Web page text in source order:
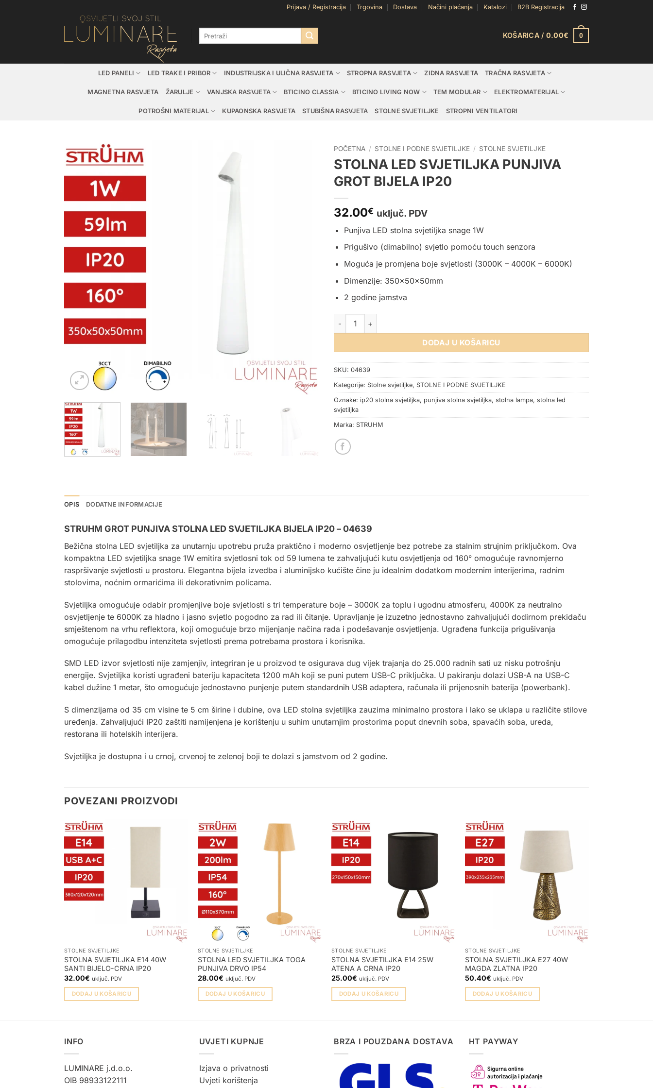
Prijava / Registracija Trgovina Dostava Načini plaćanja Katalozi B2B Registracija
KOŠARICA / 0.00€ 0
LED PANELI LED TRAKE I PRIBOR INDUSTRIJSKA I ULIČNA RASVJETA STROPNA RASVJETA ZIDNA RASVJETA TRAČNA RASVJETA
MAGNETNA RASVJETA ŽARULJE VANJSKA RASVJETA BTICINO CLASSIA BTICINO LIVING NOW TEM MODULAR ELEKTROMATERIJAL
POTROŠNI MATERIJAL KUPAONSKA RASVJETA STUBIŠNA RASVJETA STOLNE SVJETILJKE STROPNI VENTILATORI
POČETNA / STOLNE I PODNE SVJETILJKE / STOLNE SVJETILJKE
STOLNA LED SVJETILJKA PUNJIVA
GROT BIJELA IP20
32.00€ uključ. PDV
Punjiva LED stolna svjetiljka snage 1W
Prigušivo (dimabilno) svjetlo pomoću touch senzora
Moguća je promjena boje svjetlosti (3000K – 4000K – 6000K)
Dimenzije: 350x50x50mm
2 godine jamstva
STOLNA LED SVJETILJKA PUNJIVA GROT BIJELA IP20 količina
DODAJ U KOŠARICU
SKU: 04639
Kategorije: Stolne svjetiljke, STOLNE I PODNE SVJETILJKE
Oznake: ip20 stolna svjetiljka, punjiva stolna svjetiljka, stolna lampa, stolna led
svjetiljka
Marka: STRUHM
OPIS DODATNE INFORMACIJE
STRUHM GROT PUNJIVA STOLNA LED SVJETILJKA BIJELA IP20 – 04639
Bežična stolna LED svjetiljka za unutarnju upotrebu pruža praktično i moderno osvjetljenje bez potrebe za stalnim strujnim priključkom. Ova
kompaktna LED svjetiljka snage 1W emitira svjetlosni tok od 59 lumena te zahvaljujući kutu osvjetljenja od 160° omogućuje ravnomjerno
raspršivanje svjetlosti u prostoru. Elegantna bijela izvedba i aluminijsko kućište čine ju idealnim dodatkom modernim interijerima, radnim
stolovima, noćnim ormarićima ili dekorativnim policama.
Svjetiljka omogućuje odabir promjenjive boje svjetlosti s tri temperature boje – 3000K za toplu i ugodnu atmosferu, 4000K za neutralno
osvjetljenje te 6000K za hladno i jasno svjetlo pogodno za rad ili čitanje. Upravljanje je izuzetno jednostavno zahvaljujući dodirnom prekidaču
smještenom na vrhu reflektora, koji omogućuje brzo mijenjanje načina rada i podešavanje osvjetljenja. Ugrađena funkcija prigušivanja
omogućuje prilagodbu intenziteta svjetlosti prema potrebama prostora i korisnika.
SMD LED izvor svjetlosti nije zamjenjiv, integriran je u proizvod te osigurava dug vijek trajanja do 25.000 radnih sati uz nisku potrošnju
energije. Svjetiljka koristi ugrađeni bateriju kapaciteta 1200 mAh koji se puni putem USB-C priključka. U pakiranju dolazi USB-A na USB-C
kabel dužine 1 metar, što omogućuje jednostavno punjenje putem standardnih USB adaptera, računala ili prijenosnih baterija (powerbank).
S dimenzijama od 35 cm visine te 5 cm širine i dubine, ova LED stolna svjetiljka zauzima minimalno prostora i lako se uklapa u različite stilove
uređenja. Zahvaljujući IP20 zaštiti namijenjena je korištenju u suhim unutarnjim prostorima poput dnevnih soba, spavaćih soba, ureda,
restorana ili hotelskih interijera.
Svjetiljka je dostupna i u crnoj, crvenoj te zelenoj boji te dolazi s jamstvom od 2 godine.
POVEZANI PROIZVODI
STOLNE SVJETILJKE
STOLNA SVJETILJKA E14 40W
SANTI BIJELO-CRNA IP20
32.00€ uključ. PDV
DODAJ U KOŠARICU
STOLNE SVJETILJKE
STOLNA LED SVJETILJKA TOGA
PUNJIVA DRVO IP54
28.00€ uključ. PDV
DODAJ U KOŠARICU
STOLNE SVJETILJKE
STOLNA SVJETILJKA E14 25W
ATENA A CRNA IP20
25.00€ uključ. PDV
DODAJ U KOŠARICU
STOLNE SVJETILJKE
STOLNA SVJETILJKA E27 40W
MAGDA ZLATNA IP20
50.40€ uključ. PDV
DODAJ U KOŠARICU
INFO
LUMINARE j.d.o.o.
OIB 98933122111
UVJETI KUPNJE
Izjava o privatnosti
Uvjeti korištenja
BRZA I POUZDANA DOSTAVA HT PAYWAY